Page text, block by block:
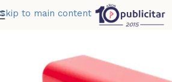
Skip to main content
MINI